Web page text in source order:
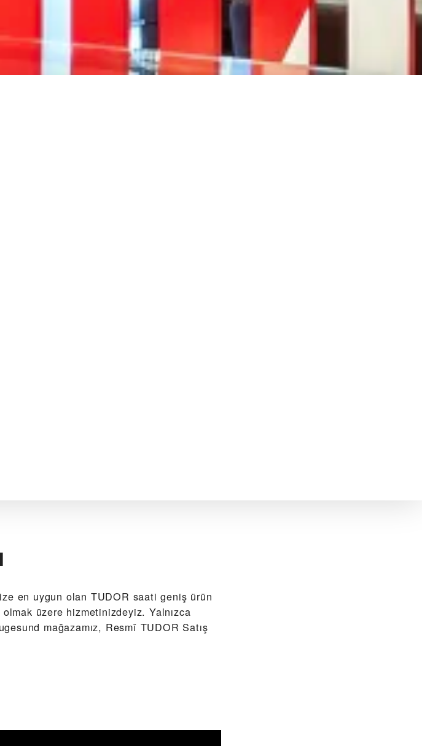
en uygun olan TUDOR saati geniş ürün
üzere hizmetinizdeyiz. Yalnızca
mağazamız, Resmî TUDOR Satış